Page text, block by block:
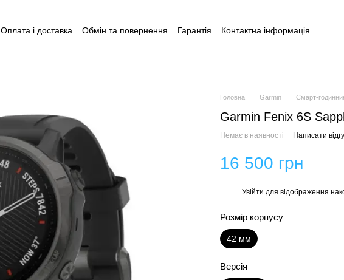
Оплата і доставка Обмін та повернення Гарантія
Контактна інформація
Головна Garmin Смарт-
Garmin Fenix 6S
Немає в наявності Написати
16 500 грн
Увійти для відображення
Розмір корпусу
42 мм
Версія